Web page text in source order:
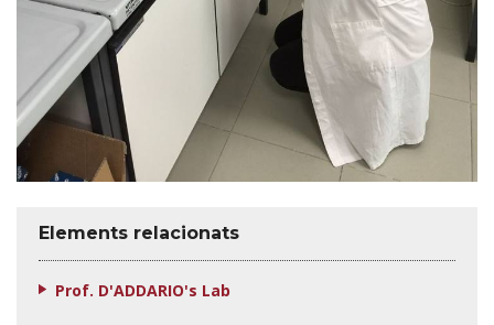
Elements relacionats
Prof. D'ADDARIO's Lab